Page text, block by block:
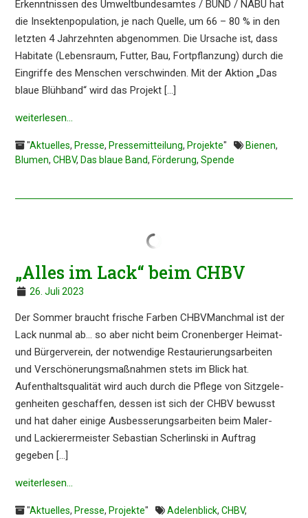
Erkennt­nis­sen des Umwelt­bun­des­am­tes / BUND / NABU hat
die Insek­ten­po­pu­la­ti­on, je nach Quelle, um 66 – 80 % in den
letzten 4 Jahrzehn­ten abgenom­men. Die Ursache ist, dass
Habita­te (Lebens­raum, Futter, Bau, Fortpflan­zung) durch die
Eingrif­fe des Menschen verschwin­den. Mit der Aktion „Das
blaue Blühband“ wird das Projekt […]
weiter­le­sen…
"Aktuelles, Presse, Pressemitteilung, Projekte" Bienen,
Blumen, CHBV, Das blaue Band, Förderung, Spende
„Alles im Lack“ beim CHBV
26. Juli 2023
Der Sommer braucht frische Farben CHBVManch­mal ist der
Lack nunmal ab… so aber nicht beim Cronen­ber­ger Heimat-
und Bürger­ver­ein, der notwen­di­ge Restau­rie­rungs­ar­bei­ten
und Verschö­ne­rungs­maß­nah­men stets im Blick hat.
Aufent­halts­qua­li­tät wird auch durch die Pflege von Sitzge­le­
gen­hei­ten geschaf­fen, dessen ist sich der CHBV bewusst
und hat daher einige Ausbes­se­rungs­ar­bei­ten beim Maler-
und Lackie­rer­meis­ter Sebas­ti­an Scher­lin­ski in Auftrag
gegeben […]
weiter­le­sen…
"Aktuelles, Presse, Projekte" Adelenblick, CHBV,